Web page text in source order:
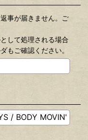
事が届きません。ご
して処理される場合
もご確認ください。